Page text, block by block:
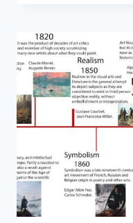
Y
CUÁL
ES
SU
HISTORIA